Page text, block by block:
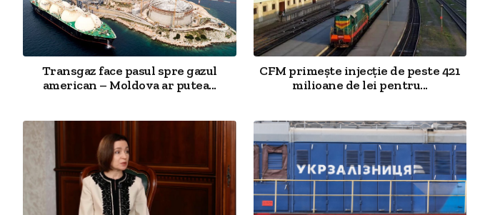
Transgaz face pasul spre gazul
american – Moldova ar putea...
CFM primește injecție de peste 421
milioane de lei pentru...